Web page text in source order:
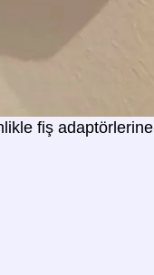
fiş adaptörlerine